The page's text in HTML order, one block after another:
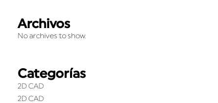
Archivos
No archives to show.
Categorías
2D CAD
2D CAD